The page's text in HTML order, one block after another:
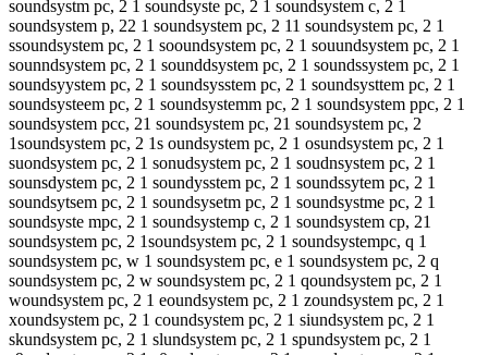
soundsystm pc, 2 1 soundsyste pc, 2 1 soundsystem c, 2 1
soundsystem p, 22 1 soundsystem pc, 2 11 soundsystem pc, 2 1
ssoundsystem pc, 2 1 sooundsystem pc, 2 1 souundsystem pc, 2 1
sounndsystem pc, 2 1 sounddsystem pc, 2 1 soundssystem pc, 2 1
soundsyystem pc, 2 1 soundsysstem pc, 2 1 soundsysttem pc, 2 1
soundsysteem pc, 2 1 soundsystemm pc, 2 1 soundsystem ppc, 2 1
soundsystem pcc, 21 soundsystem pc, 21 soundsystem pc, 2
1soundsystem pc, 2 1s oundsystem pc, 2 1 osundsystem pc, 2 1
suondsystem pc, 2 1 sonudsystem pc, 2 1 soudnsystem pc, 2 1
sounsdystem pc, 2 1 soundysstem pc, 2 1 soundssytem pc, 2 1
soundsytsem pc, 2 1 soundsysetm pc, 2 1 soundsystme pc, 2 1
soundsyste mpc, 2 1 soundsystemp c, 2 1 soundsystem cp, 21
soundsystem pc, 2 1soundsystem pc, 2 1 soundsystempc, q 1
soundsystem pc, w 1 soundsystem pc, e 1 soundsystem pc, 2 q
soundsystem pc, 2 w soundsystem pc, 2 1 qoundsystem pc, 2 1
woundsystem pc, 2 1 eoundsystem pc, 2 1 zoundsystem pc, 2 1
xoundsystem pc, 2 1 coundsystem pc, 2 1 siundsystem pc, 2 1
skundsystem pc, 2 1 slundsystem pc, 2 1 spundsystem pc, 2 1